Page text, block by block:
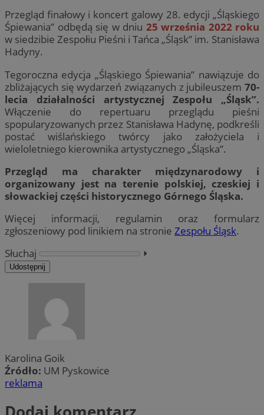
Przegląd finałowy i koncert galowy 28. edycji „Śląskiego
Śpiewania” odbędą się w dniu 25 września 2022 roku
w siedzibie Zespołiu Pieśni i Tańca „Śląsk” im. Stanisława
Hadyny.
Tegoroczna edycja „Śląskiego Śpiewania” nawiązuje do
zbliżających się wydarzeń związanych z jubileuszem 70-
lecia działalności artystycznej Zespołu „Śląsk”.
Włączenie do repertuaru przeglądu pieśni
spopularyzowanych przez Stanisława Hadynę, podkreśli
postać wiślańskiego twórcy jako założyciela i
wieloletniego kierownika artystycznego „Śląska”.
Przegląd ma charakter międzynarodowy i
organizowany jest na terenie polskiej, czeskiej i
słowackiej części historycznego Górnego Śląska.
Więcej informacji, regulamin oraz formularz
zgłoszeniowy pod linikiem na stronie Zespołu Śląsk.
Słuchaj
⏵︎
Udostępnij
Karolina Goik
Źródło: UM Pyskowice
reklama